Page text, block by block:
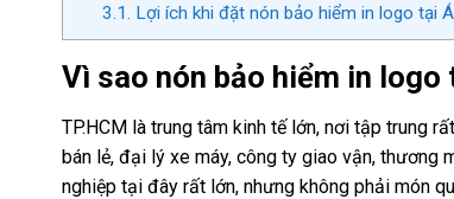
3.1. Lợi ích khi đặt nón bảo hiểm in logo tại
Vì sao nón bảo hiểm in logo
TP.HCM là trung tâm kinh tế lớn, nơi tập trung
bán lẻ, đại lý xe máy, công ty giao vận, thương
nghiệp tại đây rất lớn, nhưng không phải món